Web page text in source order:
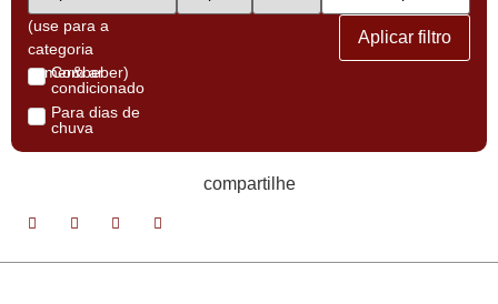
(use para a
categoria
comer&beber)
Com ar
condicionado
Para dias de
chuva
Aplicar filtro
compartilhe